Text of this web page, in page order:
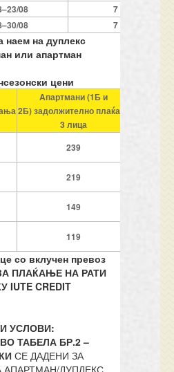
–23/08
7
–30/08 7
наем на дуплекс
или апартман
цени
Aпартмани(1Б и
2Б)задолжителноплаќаат
3 лица
239
219
149
119
со вклучен превоз
ПЛАЌАЊЕ НА РАТИ
IUTE CREDIT
УСЛОВИ:
ТАБЕЛА БР.2 –
СЕ ДАДЕНИ ЗА
АПАРТМАН/ДУПЛЕКС